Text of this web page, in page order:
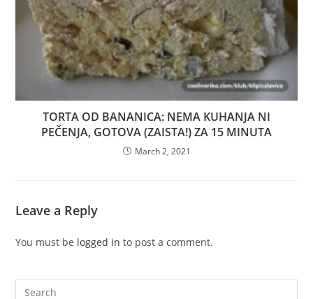
TORTA OD BANANICA: NEMA KUHANJA NI
PEČENJA, GOTOVA (ZAISTA!) ZA 15 MINUTA
March 2, 2021
Leave a Reply
You must be logged in to post a comment.